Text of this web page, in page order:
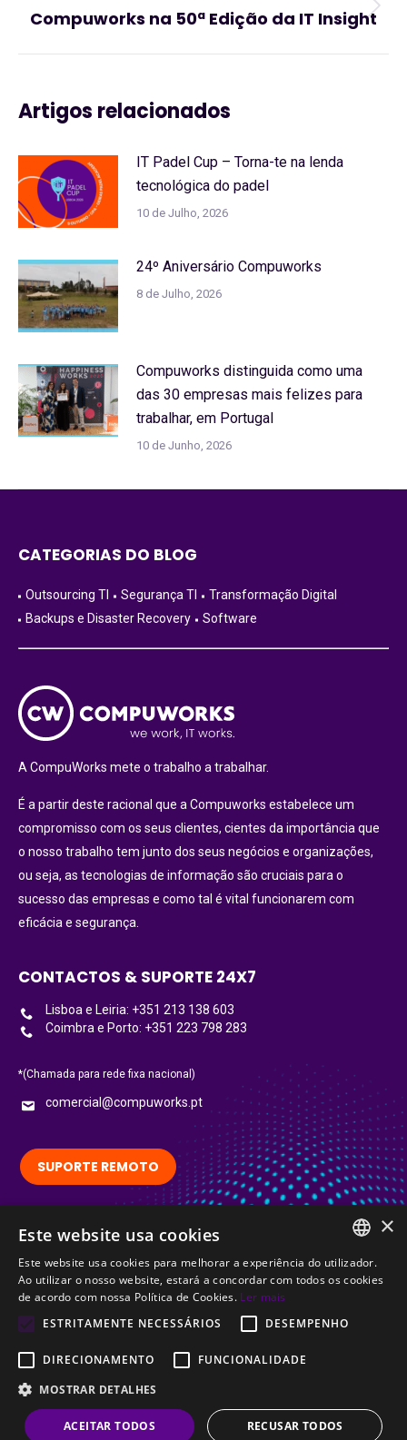
Artigo
Compuworks na 50ª Edição da IT Insight
Artigos relacionados
IT Padel Cup – Torna-te na lenda
tecnológica do padel
10 de Julho, 2026
24º Aniversário Compuworks
8 de Julho, 2026
Compuworks distinguida como uma
das 30 empresas mais felizes para
trabalhar, em Portugal
10 de Junho, 2026
CATEGORIAS DO BLOG
Outsourcing TI Segurança TI
Transformação Digital
Backups e Disaster Recovery
Software
A CompuWorks mete o trabalho a trabalhar.
É a partir deste racional que a Compuworks estabelece um
compromisso com os seus clientes, cientes da importância que
o nosso trabalho tem junto dos seus negócios e organizações,
ou seja, as tecnologias de informação são cruciais para o
sucesso das empresas e como tal é vital funcionarem com
eficácia e segurança.
CONTACTOS & SUPORTE 24X7
Lisboa e Leiria: +351 213 138 603
Coimbra e Porto: +351 223 798 283
*(Chamada para rede fixa nacional)
comercial@compuworks.pt
SUPORTE REMOTO
Siga-nos no LinkedIn:
LinkedIn
Certified
© CompuWorks 2002-2026. All rights reserved.
Menu Termos
PORTUGUESE
×
Este website usa cookies
Este website usa cookies para melhorar a experiência do utilizador.
Ao utilizar o nosso website, estará a concordar com todos os cookies
de acordo com nossa Política de Cookies. Ler mais
ESTRITAMENTE NECESSÁRIOS
DESEMPENHO
DIRECIONAMENTO
FUNCIONALIDADE
MOSTRAR DETALHES
ACEITAR TODOS RECUSAR TODOS